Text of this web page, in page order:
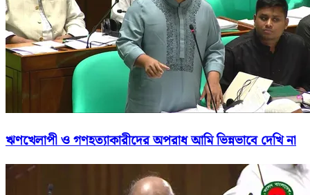
ঋণখেলাপী ও গণহত্যাকারীদের অপরাধ আমি ভিন্নভাবে দেখি না